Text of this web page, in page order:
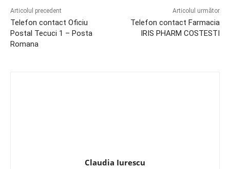
Articolul precedent
Telefon contact Oficiu
Postal Tecuci 1 – Posta
Romana
Articolul următor
Telefon contact Farmacia
IRIS PHARM COSTESTI
Claudia Iurescu